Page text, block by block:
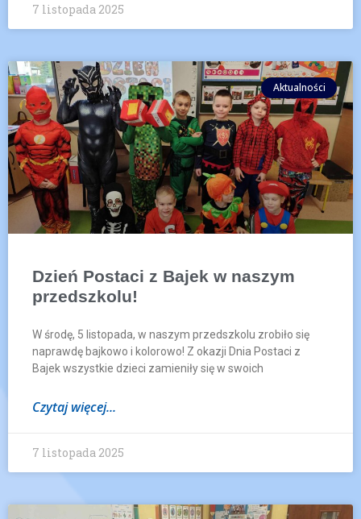
7 listopada 2025
Aktualności
Dzień Postaci z Bajek w naszym
przedszkolu!
W środę, 5 listopada, w naszym przedszkolu zrobiło się
naprawdę bajkowo i kolorowo! Z okazji Dnia Postaci z
Bajek wszystkie dzieci zamieniły się w swoich
Czytaj więcej...
7 listopada 2025